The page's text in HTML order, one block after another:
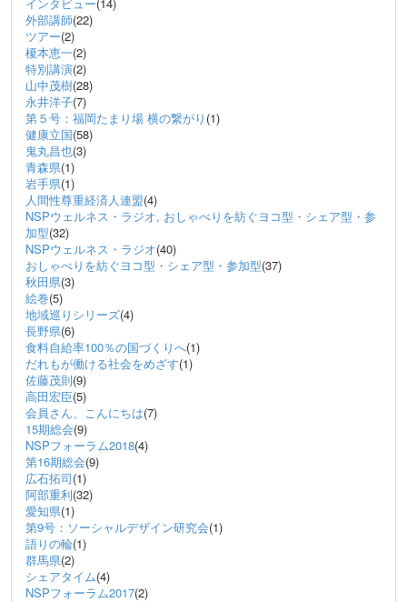
外部講師(22)
ツアー(2)
榎本恵一(2)
特別講演(2)
山中茂樹(28)
永井洋子(7)
第５号：福岡たまり場 横の繋がり (1)
健康立国(58)
鬼丸昌也(3)
青森県(1)
岩手県(1)
人間性尊重経済人連盟(4)
NSPウェルネス・ラジオ, おしゃべりを紡ぐヨコ型・シェア型・参
加型(32)
NSPウェルネス・ラジオ(40)
おしゃべりを紡ぐヨコ型・シェア型・参加型(37)
秋田県(3)
絵巻(5)
地域巡りシリーズ(4)
長野県(6)
食料自給率100％の国づくりへ(1)
だれもが働ける社会をめざす(1)
佐藤茂則(9)
高田宏臣(5)
会員さん、こんにちは(7)
15期総会(9)
NSPフォーラム2018(4)
第16期総会(9)
広石拓司(1)
阿部重利(32)
愛知県(1)
第9号：ソーシャルデザイン研究会(1)
語りの輪(1)
群馬県(2)
シェアタイム(4)
NSPフォーラム2017(2)